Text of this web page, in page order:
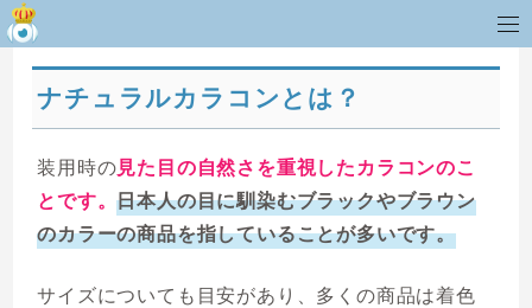
ナチュラルカラコンとは？
装用時の見た目の自然さを重視したカラコンのこ
とです。日本人の目に馴染むブラックやブラウン
のカラーの商品を指していることが多いです。
サイズについても目安があり、多くの商品は着色